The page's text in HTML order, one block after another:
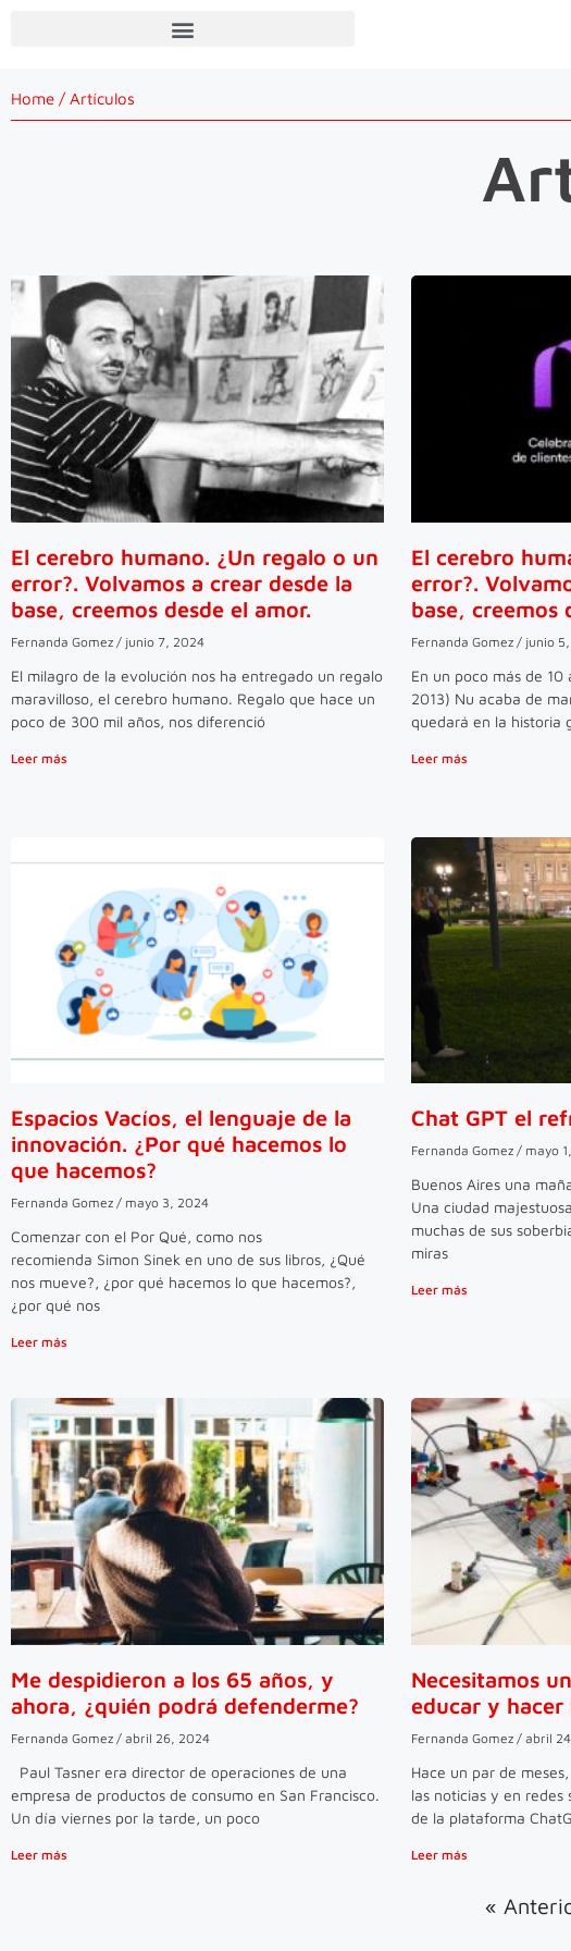
Home / Artículos
El cerebro humano. ¿Un regalo o un
error?. Volvamos a crear desde la
base, creemos desde el amor.
Fernanda Gomez junio 7, 2024
El milagro de la evolución nos ha entregado un regalo
maravilloso, el cerebro humano. Regalo que hace un
poco de 300 mil años, nos diferenció
Leer más
El cerebro
error?.
base, creemos
Fernanda Gomez junio
En un poco más de 10
2013) Nu acaba de
quedará en la historia
Leer más
Espacios Vacíos, el lenguaje de la
innovación. ¿Por qué hacemos lo
que hacemos?
Fernanda Gomez mayo 3, 2024
Comenzar con el Por Qué, como nos
recomienda Simon Sinek en uno de sus libros, ¿Qué
nos mueve?, ¿por qué hacemos lo que hacemos?,
¿por qué nos
Leer más
Chat GPT el
Fernanda Gomez mayo
Buenos Aires una
Una ciudad
muchas de sus
miras
Leer más
Me despidieron a los 65 años, y
ahora, ¿quién podrá defenderme?
Fernanda Gomez abril 26, 2024
Paul Tasner era director de operaciones de una
empresa de productos de consumo en San Francisco.
Un día viernes por la tarde, un poco
Leer más
Necesitamos
educar y hacer
Fernanda Gomez abril
Hace un par de
las noticias y en redes
de la plataforma
Leer más
«